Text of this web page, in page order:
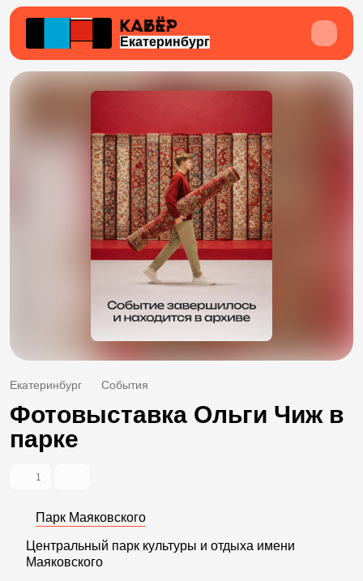
Екатеринбург
Екатеринбург События
Фотовыставка Ольги Чиж в
парке
1
Парк Маяковского
Центральный парк культуры и отдыха имени
Маяковского